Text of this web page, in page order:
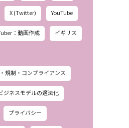
X (Twitter) YouTube
：動画作成 イギリス
規制・コンプライアンス
ジネスモデルの適法化
プライバシー